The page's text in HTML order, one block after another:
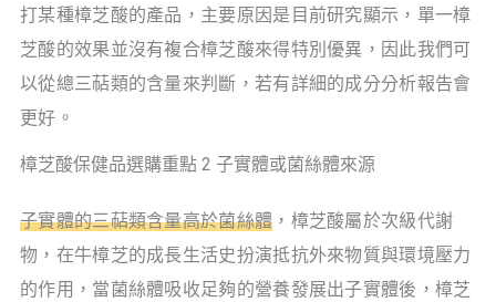
打某種樟芝酸的產品，主要原因是目前研究顯示，單一樟
芝酸的效果並沒有複合樟芝酸來得特別優異，因此我們可
以從總三萜類的含量來判斷，若有詳細的成分分析報告會
更好。
樟芝酸保健品選購重點 2 子實體或菌絲體來源
子實體的三萜類含量高於菌絲體 ，樟芝酸屬於次級代謝
物，在牛樟芝的成長生活史扮演抵抗外來物質與環境壓力
的作用，當菌絲體吸收足夠的營養發展出子實體後，樟芝